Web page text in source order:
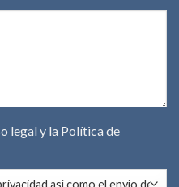
legaly la Política de